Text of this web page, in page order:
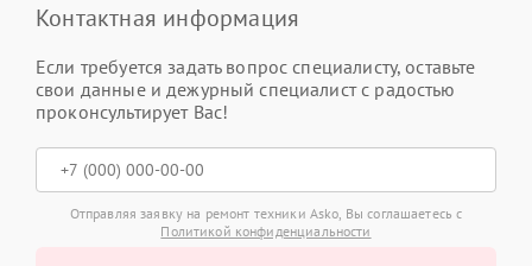
Контактная информация
Если требуется задать вопрос специалисту, оставьте
свои данные и дежурный специалист с радостью
проконсультирует Вас!
Отправляя заявку на ремонт техники Asko, Вы соглашаетесь с
Политикой конфиденциальности